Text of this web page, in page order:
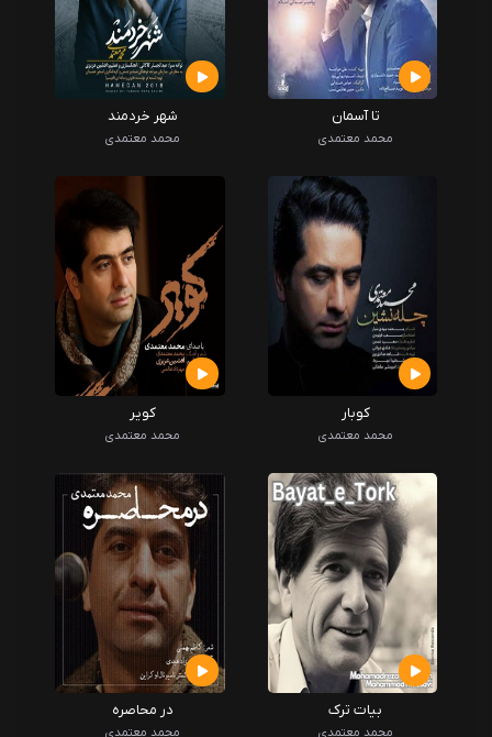
تا آسمان
محمد معتمدی
شهر خردمند
محمد معتمدی
کوبار
محمد معتمدی
کویر
محمد معتمدی
بیات ترک
محمد معتمدی
در محاصره
محمد معتمدی